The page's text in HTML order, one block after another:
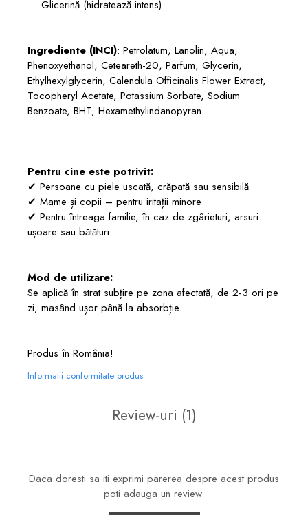
Glicerină (hidratează intens)
Ingrediente (INCI): Petrolatum, Lanolin, Aqua,
Phenoxyethanol, Ceteareth-20, Parfum, Glycerin,
Ethylhexylglycerin, Calendula Officinalis Flower Extract,
Tocopheryl Acetate, Potassium Sorbate, Sodium
Benzoate, BHT, Hexamethylindanopyran
Pentru cine este potrivit:
✔ Persoane cu piele uscată, crăpată sau sensibilă
✔ Mame și copii – pentru iritații minore
✔ Pentru întreaga familie, în caz de zgârieturi, arsuri
ușoare sau bătături
Mod de utilizare:
Se aplică în strat subțire pe zona afectată, de 2-3 ori pe
zi, masând ușor până la absorbție.
Produs în România!
Informatii conformitate produs
Review-uri (1)
Daca doresti sa iti exprimi parerea despre acest produs
poti adauga un review.